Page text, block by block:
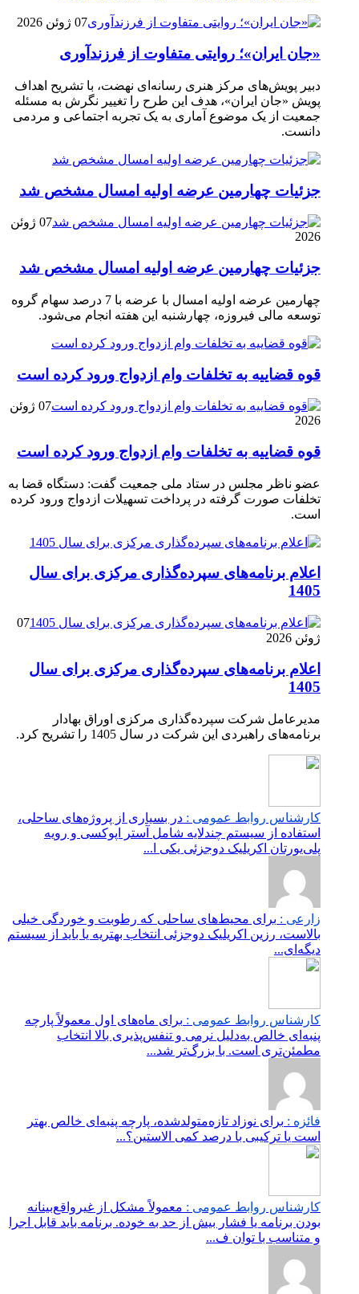
07 ژوئن 2026
«جان ایران»؛ روایتی متفاوت از فرزندآوری
دبیر پویش‌های مرکز هنری رسانه‌ای نهضت، با تشریح اهداف
پویش «جان ایران»، هدف این طرح را تغییر نگرش به مسئله
جمعیت از یک موضوع آماری به یک تجربه اجتماعی و مردمی
دانست.
جزئیات چهارمین عرضه اولیه امسال مشخص شد
07 ژوئن
2026
جزئیات چهارمین عرضه اولیه امسال مشخص شد
چهارمین عرضه اولیه امسال با عرضه با 7 درصد سهام گروه
توسعه مالی فیروزه، چهارشنبه این هفته انجام می‌شود.
قوه قضاییه به تخلفات وام ازدواج ورود کرده است
07 ژوئن
2026
قوه قضاییه به تخلفات وام ازدواج ورود کرده است
عضو ناظر مجلس در ستاد ملی جمعیت گفت: دستگاه قضا به
تخلفات صورت گرفته در پرداخت تسهیلات ازدواج ورود کرده
است.
اعلام برنامه‌های سپرده‌گذاری مرکزی برای سال
1405
07
ژوئن 2026
اعلام برنامه‌های سپرده‌گذاری مرکزی برای سال
1405
مدیرعامل شرکت سپرده‌گذاری مرکزی اوراق بهادار
برنامه‌های راهبردی این شرکت در سال 1405 را تشریح کرد.
کارشناس روابط عمومی : در بسیاری از پروژه‌های ساحلی،
استفاده از سیستم چندلایه شامل آستر اپوکسی و رویه
پلی‌یورتان اکریلیک دوجزئی یکی ا...
زارعی : برای محیط‌های ساحلی که رطوبت و خوردگی خیلی
بالاست، رزین اکریلیک دوجزئی انتخاب بهتریه یا باید از سیستم
دیگه‌ای...
کارشناس روابط عمومی : برای ماه‌های اول معمولاً پارچه
پنبه‌ای خالص به‌دلیل نرمی و تنفس‌پذیری بالا انتخاب
مطمئن‌تری است. با بزرگ‌تر شد...
فائزه : برای نوزاد تازه‌متولدشده، پارچه پنبه‌ای خالص بهتر
است یا ترکیبی با درصد کمی الاستین؟...
کارشناس روابط عمومی : معمولاً مشکل از غیرواقع‌بینانه
بودن برنامه یا فشار بیش از حد به خوده. برنامه باید قابل اجرا
و متناسب با توان ف...